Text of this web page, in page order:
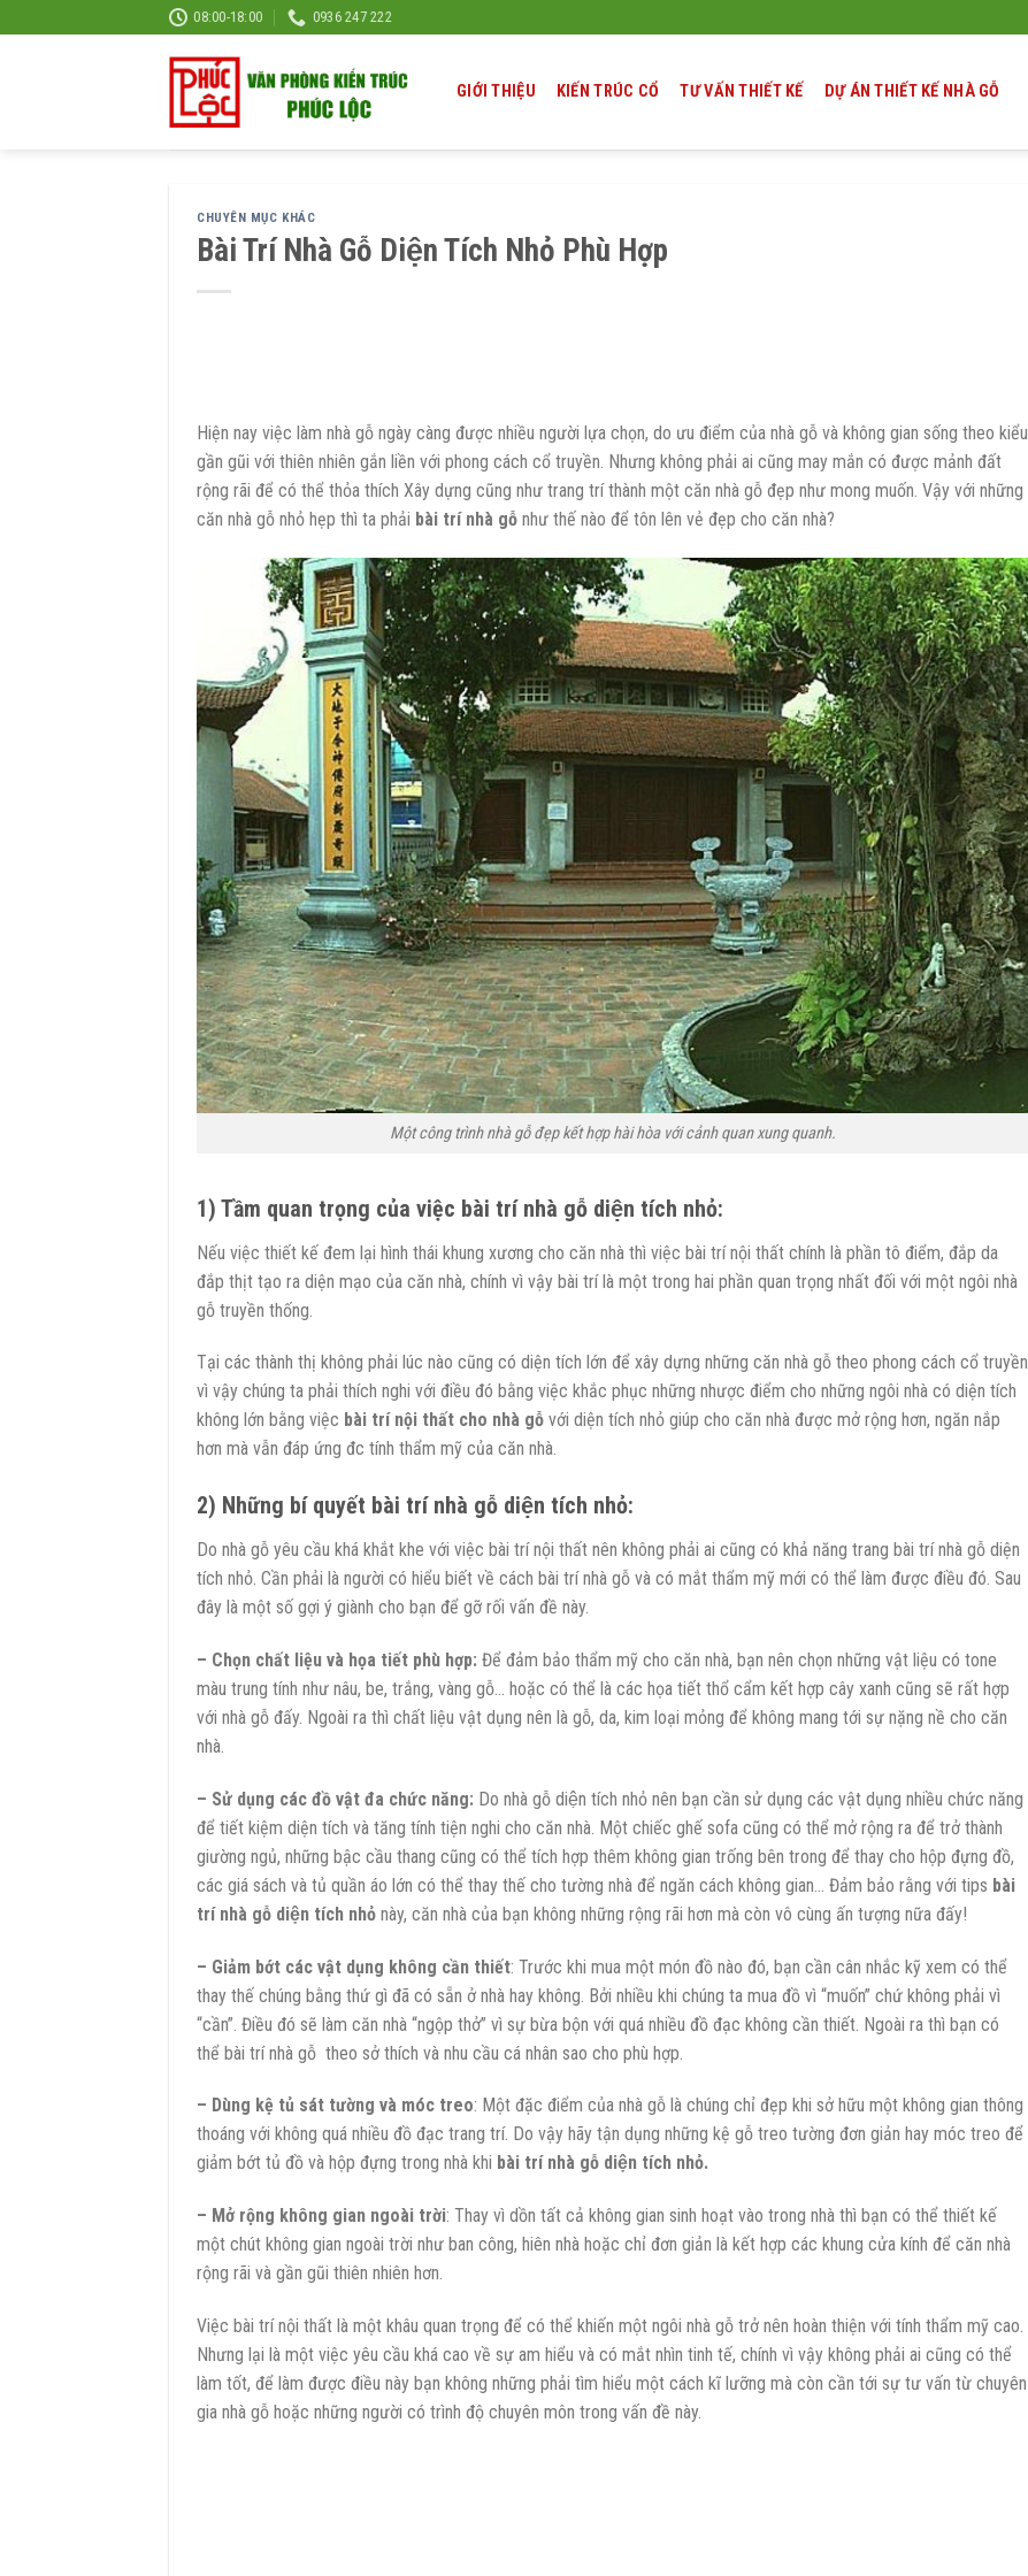
to
08:00-18:00 0936 247 222
GIỚI THIỆU KIẾN TRÚC CỔ TƯ VẤN THIẾT KẾ DỰ ÁN THIẾT KẾ NHÀ GỖ
CHUYÊN MỤC KHÁC
Bài Trí Nhà Gỗ Diện Tích Nhỏ Phù Hợp
Hiện nay việc làm nhà gỗ ngày càng được nhiều người lựa chọn, do ưu điểm của nhà gỗ và không gian sống theo kiểu
gần gũi với thiên nhiên gắn liền với phong cách cổ truyền. Nhưng không phải ai cũng may mắn có được mảnh đất
rộng rãi để có thể thỏa thích Xây dựng cũng như trang trí thành một căn nhà gỗ đẹp như mong muốn. Vậy với những
căn nhà gỗ nhỏ hẹp thì ta phải bài trí nhà gỗ như thế nào để tôn lên vẻ đẹp cho căn nhà?
Một công trình nhà gỗ đẹp kết hợp hài hòa với cảnh quan xung quanh.
1) Tầm quan trọng của việc bài trí nhà gỗ diện tích nhỏ:
Nếu việc thiết kế đem lại hình thái khung xương cho căn nhà thì việc bài trí nội thất chính là phần tô điểm, đắp da
đắp thịt tạo ra diện mạo của căn nhà, chính vì vậy bài trí là một trong hai phần quan trọng nhất đối với một ngôi nhà
gỗ truyền thống.
Tại các thành thị không phải lúc nào cũng có diện tích lớn để xây dựng những căn nhà gỗ theo phong cách cổ truyền
vì vậy chúng ta phải thích nghi với điều đó bằng việc khắc phục những nhược điểm cho những ngôi nhà có diện tích
không lớn bằng việc bài trí nội thất cho nhà gỗ với diện tích nhỏ giúp cho căn nhà được mở rộng hơn, ngăn nắp
hơn mà vẫn đáp ứng đc tính thẩm mỹ của căn nhà.
2) Những bí quyết bài trí nhà gỗ diện tích nhỏ:
Do nhà gỗ yêu cầu khá khắt khe với việc bài trí nội thất nên không phải ai cũng có khả năng trang bài trí nhà gỗ diện
tích nhỏ. Cần phải là người có hiểu biết về cách bài trí nhà gỗ và có mắt thẩm mỹ mới có thể làm được điều đó. Sau
đây là một số gợi ý giành cho bạn để gỡ rối vấn đề này.
– Chọn chất liệu và họa tiết phù hợp: Để đảm bảo thẩm mỹ cho căn nhà, bạn nên chọn những vật liệu có tone
màu trung tính như nâu, be, trắng, vàng gỗ… hoặc có thể là các họa tiết thổ cẩm kết hợp cây xanh cũng sẽ rất hợp
với nhà gỗ đấy. Ngoài ra thì chất liệu vật dụng nên là gỗ, da, kim loại mỏng để không mang tới sự nặng nề cho căn
nhà.
– Sử dụng các đồ vật đa chức năng: Do nhà gỗ diện tích nhỏ nên bạn cần sử dụng các vật dụng nhiều chức năng
để tiết kiệm diện tích và tăng tính tiện nghi cho căn nhà. Một chiếc ghế sofa cũng có thể mở rộng ra để trở thành
giường ngủ, những bậc cầu thang cũng có thể tích hợp thêm không gian trống bên trong để thay cho hộp đựng đồ,
các giá sách và tủ quần áo lớn có thể thay thế cho tường nhà để ngăn cách không gian… Đảm bảo rằng với tips bài
trí nhà gỗ diện tích nhỏ này, căn nhà của bạn không những rộng rãi hơn mà còn vô cùng ấn tượng nữa đấy!
– Giảm bớt các vật dụng không cần thiết: Trước khi mua một món đồ nào đó, bạn cần cân nhắc kỹ xem có thể
thay thế chúng bằng thứ gì đã có sẵn ở nhà hay không. Bởi nhiều khi chúng ta mua đồ vì “muốn” chứ không phải vì
“cần”. Điều đó sẽ làm căn nhà “ngộp thở” vì sự bừa bộn với quá nhiều đồ đạc không cần thiết. Ngoài ra thì bạn có
thể bài trí nhà gỗ theo sở thích và nhu cầu cá nhân sao cho phù hợp.
– Dùng kệ tủ sát tường và móc treo: Một đặc điểm của nhà gỗ là chúng chỉ đẹp khi sở hữu một không gian thông
thoáng với không quá nhiều đồ đạc trang trí. Do vậy hãy tận dụng những kệ gỗ treo tường đơn giản hay móc treo để
giảm bớt tủ đồ và hộp đựng trong nhà khi bài trí nhà gỗ diện tích nhỏ.
– Mở rộng không gian ngoài trời: Thay vì dồn tất cả không gian sinh hoạt vào trong nhà thì bạn có thể thiết kế
một chút không gian ngoài trời như ban công, hiên nhà hoặc chỉ đơn giản là kết hợp các khung cửa kính để căn nhà
rộng rãi và gần gũi thiên nhiên hơn.
Việc bài trí nội thất là một khâu quan trọng để có thể khiến một ngôi nhà gỗ trở nên hoàn thiện với tính thẩm mỹ cao.
Nhưng lại là một việc yêu cầu khá cao về sự am hiểu và có mắt nhìn tinh tế, chính vì vậy không phải ai cũng có thể
làm tốt, để làm được điều này bạn không những phải tìm hiểu một cách kĩ lưỡng mà còn cần tới sự tư vấn từ chuyên
gia nhà gỗ hoặc những người có trình độ chuyên môn trong vấn đề này.